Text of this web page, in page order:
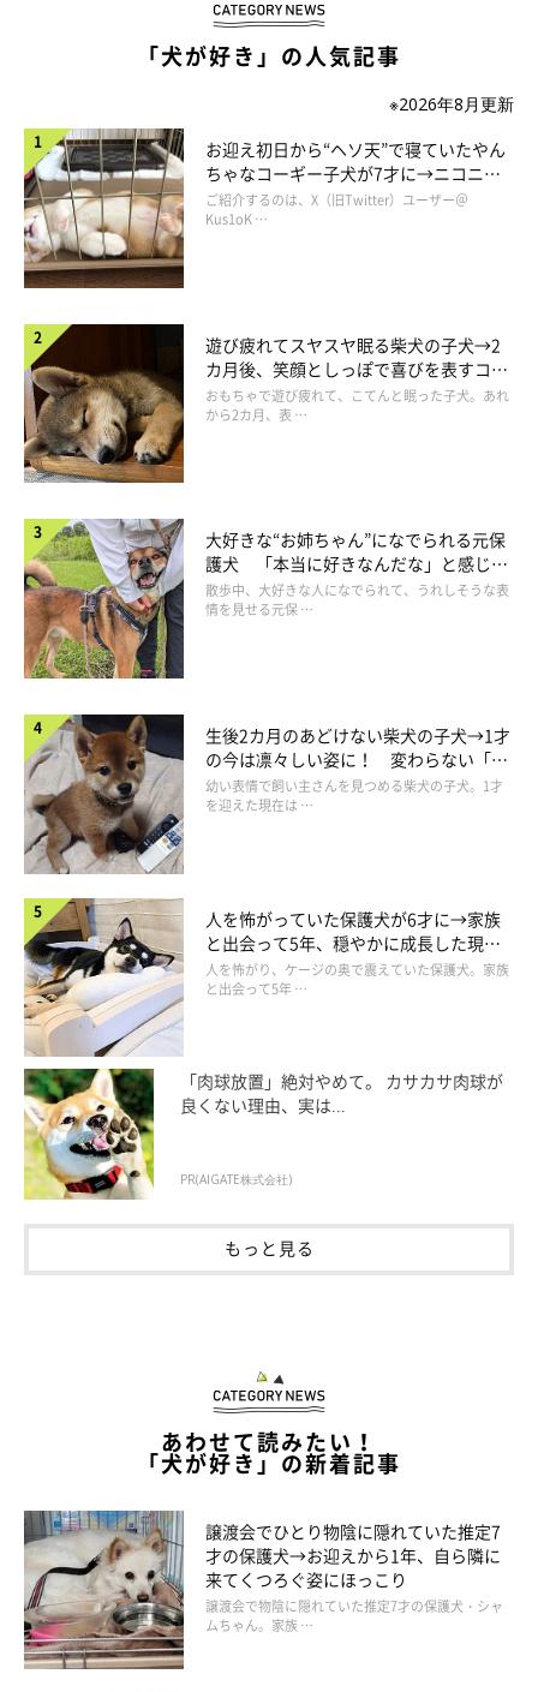
いぬのきもちweb
最後はもう、苦手な抱っこも大人しくされてしまうほど疲れ切っ
たこむぎでした。
でもさっそくバランスボールを導入です。
いぬのきもちweb
そうですよ、こむぎさん。今日から家でもトレーニング開始で
ごほうびにおやつをもらいながら、がんばるこむぎ。でも疲れて
くるとボールの上に座って、立つことに抵抗を示します。
「犬が好き」の人気記事
※2026年8月更新
お迎え初日から“ヘソ天”で寝ていたやん
ちゃなコーギー子犬が7才に→ニコニ
コ“コーギースマイル”が魅力のコに成
長！
ご紹介するのは、X（旧Twitter）ユーザー＠
Kus1oK …
遊び疲れてスヤスヤ眠る柴犬の子犬→2
カ月後、笑顔としっぽで喜びを表すコに
成長！
おもちゃで遊び疲れて、こてんと眠った子犬。あれ
から2カ月、表 …
大好きな“お姉ちゃん”になでられる元保
護犬 「本当に好きなんだな」と感じる
表情にほっこり
散歩中、大好きな人になでられて、うれしそうな表
情を見せる元保 …
生後2カ月のあどけない柴犬の子犬→1才
の今は凛々しい姿に！ 変わらない「く
りくりおめめ」にもほっこり
幼い表情で飼い主さんを見つめる柴犬の子犬。1才
を迎えた現在は …
人を怖がっていた保護犬が6才に→家族
と出会って5年、穏やかに成長した現在
の姿にグッとくる
人を怖がり、ケージの奥で震えていた保護犬。家族
と出会って5年 …
「肉球放置」絶対やめて。 カサカサ肉球が
良くない理由、実は...
PR(AIGATE株式会社)
もっと見る
あわせて読みたい！
「犬が好き」の新着記事
譲渡会でひとり物陰に隠れていた推定7
才の保護犬→お迎えから1年、自ら隣に
来てくつろぐ姿にほっこり
譲渡会で物陰に隠れていた推定7才の保護犬・シャ
ムちゃん。家族 …